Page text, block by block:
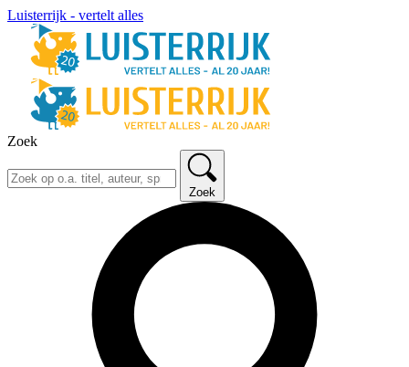
Luisterrijk - vertelt alles
Zoek
Zoek